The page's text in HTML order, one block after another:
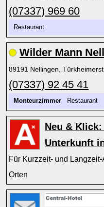
(07337) 969 60
Restaurant
Wilder Mann
89191 Nellingen,
(07337) 92 45 41
Monteurzimmer Restaurant
Neu &
Unterkunft
Für Kurzzeit- und
Orten